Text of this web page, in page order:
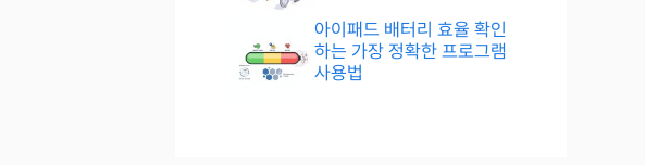
아이패드 배터리 효율 확인
하는 가장 정확한 프로그램
사용법